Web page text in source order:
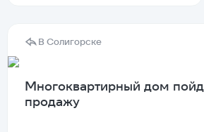
В Солигорске
Многоквартирный дом
продажу